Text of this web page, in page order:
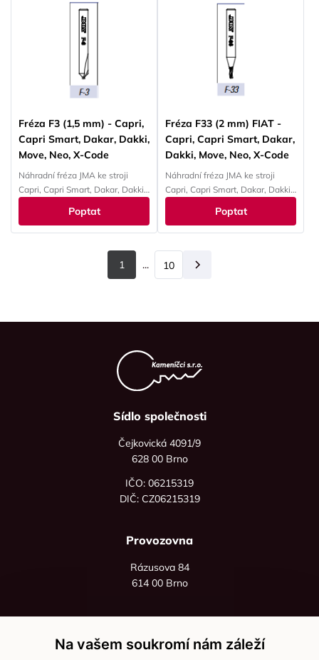
Fréza F3 (1,5 mm) - Capri,
Capri Smart, Dakar, Dakki,
Move, Neo, X-Code
Náhradní fréza JMA ke stroji
Capri, Capri Smart, Dakar, Dakki,
Poptat
Fréza F33 (2 mm) FIAT -
Capri, Capri Smart, Dakar,
Dakki, Move, Neo, X-Code
Náhradní fréza JMA ke stroji
Capri, Capri Smart, Dakar, Dakki,
Poptat
1 ... 10
Sídlo společnosti
Čejkovická 4091/9
628 00 Brno
IČO: 06215319
DIČ: CZ06215319
Provozovna
Rázusova 84
614 00 Brno
+420 736 535 066
Po - pá: 8:00 - 16:00
Na vašem soukromí nám záleží